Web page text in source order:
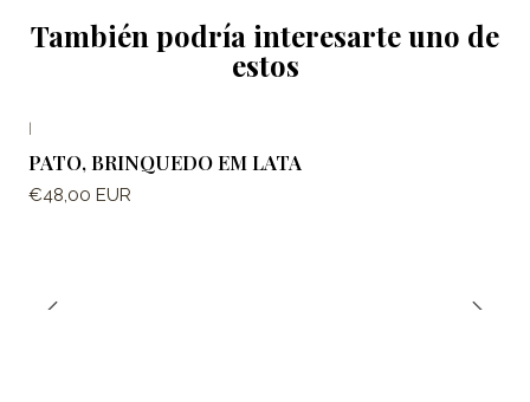
También podría interesarte uno de
estos
PATO, BRINQUEDO EM LATA
€48,00 EUR